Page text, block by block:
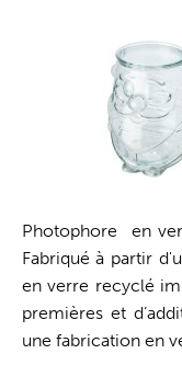
Photophore en
Fabriqué à partir
en verre recyclé
premières et
une fabrication en